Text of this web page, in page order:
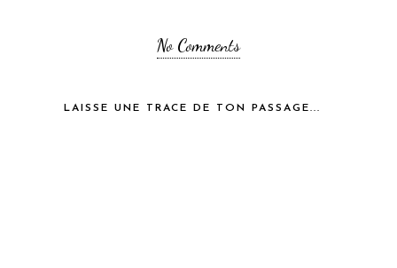
No Comments
LAISSE UNE TRACE DE TON PASSAGE...